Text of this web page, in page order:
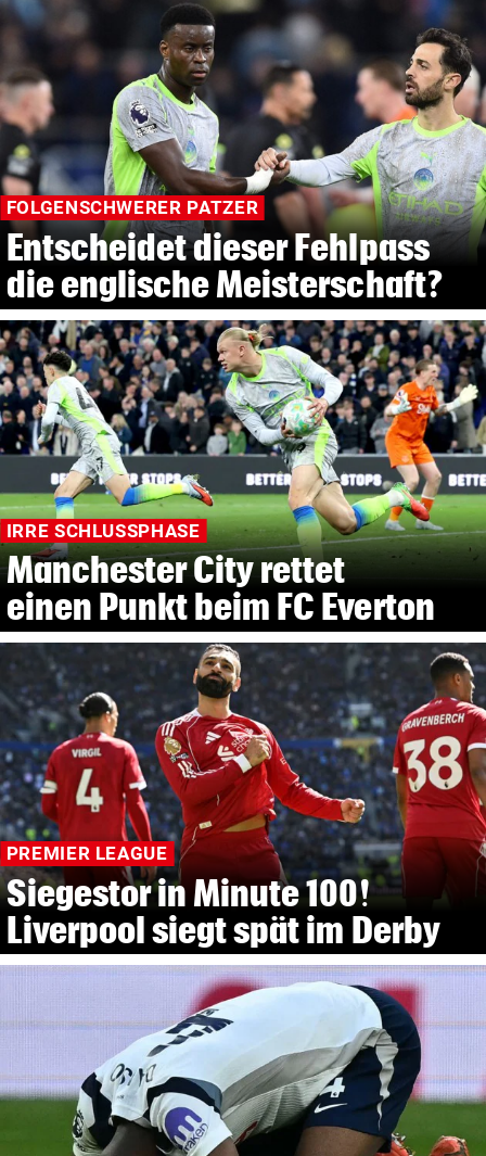
FOLGENSCHWERER PATZER
Entscheidet dieser Fehlpass
die englische Meisterschaft?
IRRE SCHLUSSPHASE
Manchester City rettet
einen Punkt beim FC Everton
PREMIER LEAGUE
Siegestor in Minute 100!
Liverpool siegt spät im Derby